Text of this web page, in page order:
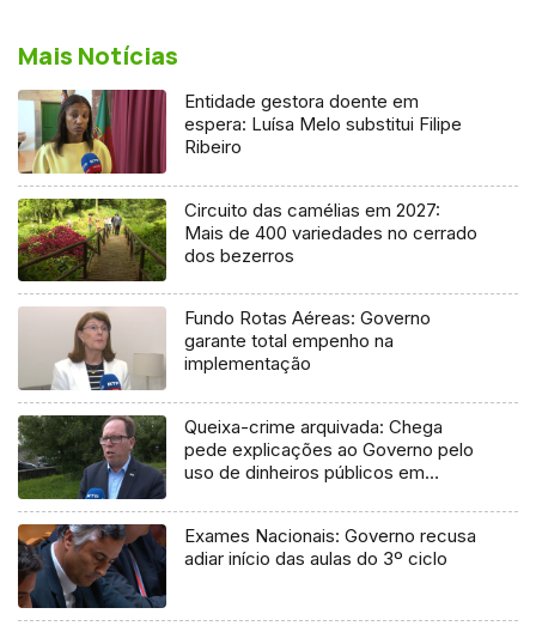
Mais Notícias
Entidade gestora doente em
espera: Luísa Melo substitui Filipe
Ribeiro
Circuito das camélias em 2027:
Mais de 400 variedades no cerrado
dos bezerros
Fundo Rotas Aéreas: Governo
garante total empenho na
implementação
Queixa-crime arquivada: Chega
pede explicações ao Governo pelo
uso de dinheiros públicos em
Exames Nacionais: Governo recusa
adiar início das aulas do 3º ciclo